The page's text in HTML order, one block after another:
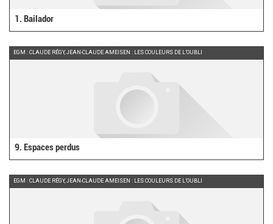
1. Bailador
EGM : CLAUDE RÉGY, JEAN-CLAUDE AMEISEN : LES COULEURS DE L’OUBLI
9. Espaces perdus
EGM : CLAUDE RÉGY, JEAN-CLAUDE AMEISEN : LES COULEURS DE L’OUBLI